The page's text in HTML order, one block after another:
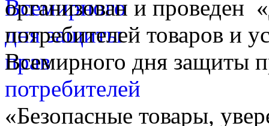
организован и проведен
потребителей товаров и
Всемирного дня защиты
«Безопасные товары,